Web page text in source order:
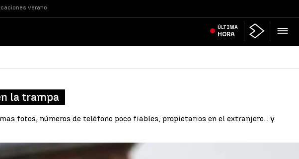
verano
ÚLTIMA
HORA
la trampa
fotos, números de teléfono poco fiables, propietarios en el extranjero... y